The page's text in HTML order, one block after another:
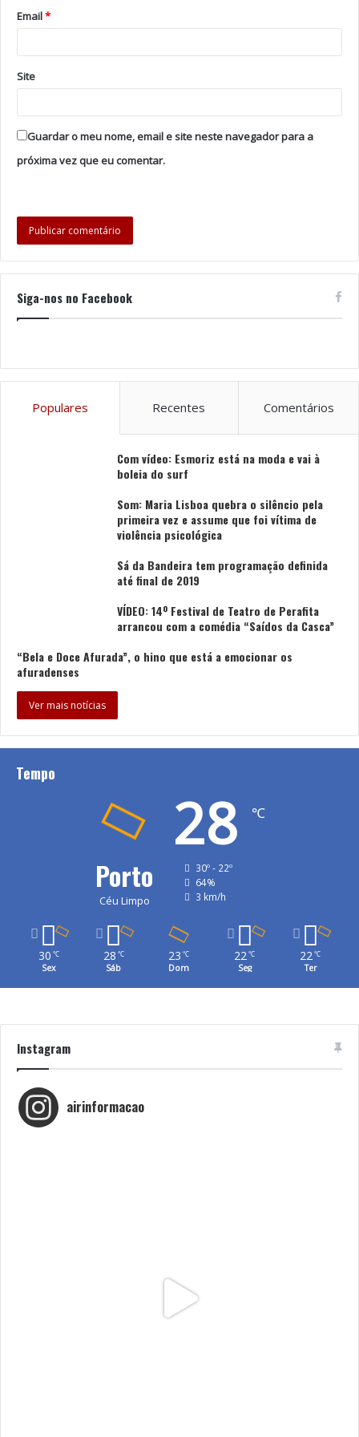
Email*
Site
Guardar o meu nome, email e site neste navegador para a
próxima vez que eu comentar.
Siga-nos no Facebook
Populares Recentes Comentários
Com vídeo: Esmoriz está na moda e vai à
boleia do surf
Som: Maria Lisboa quebra o silêncio pela
primeira vez e assume que foi vítima de
violência psicológica
Sá da Bandeira tem programação definida
até final de 2019
VÍDEO: 14º Festival de Teatro de Perafita
arrancou com a comédia “Saídos da Casca”
“Bela e Doce Afurada”, o hino que está a emocionar os
afuradenses
Ver mais notícias
Tempo
Porto
Céu Limpo
28 ℃
30º - 22º
64%
3 km/h
30 ℃
Sex
28 ℃
Sáb
23 ℃
Dom
22℃
Seg
22℃
Ter
Instagram
airinformacao